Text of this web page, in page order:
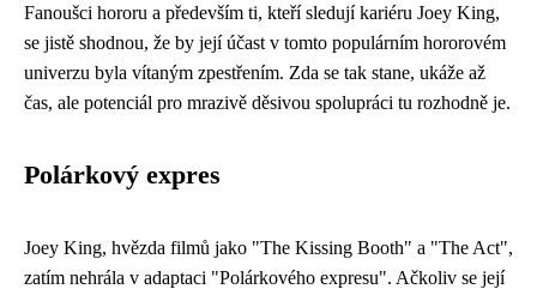
Fanoušci hororu a především ti, kteří sledují kariéru Joey King,
se jistě shodnou, že by její účast v tomto populárním hororovém
univerzu byla vítaným zpestřením. Zda se tak stane, ukáže až
čas, ale potenciál pro mrazivě děsivou spolupráci tu rozhodně je.
Polárkový expres
Joey King, hvězda filmů jako "The Kissing Booth" a "The Act",
zatím nehrála v adaptaci "Polárkového expresu". Ačkoliv se její